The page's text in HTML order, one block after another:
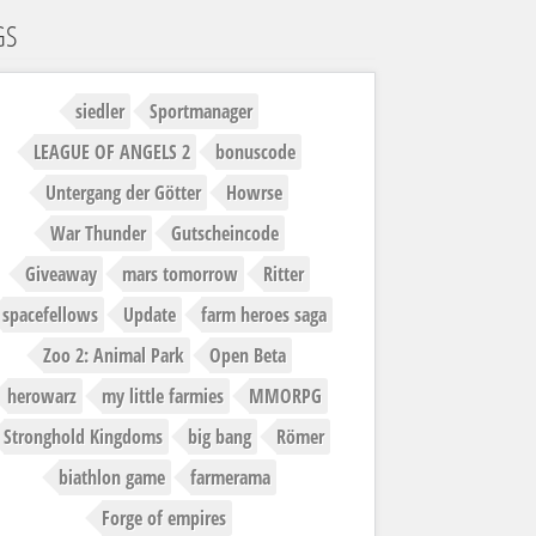
siedler
Sportmanager
LEAGUE OF ANGELS 2
bonuscode
Untergang der Götter
Howrse
War Thunder
Gutscheincode
Giveaway
mars tomorrow
Ritter
spacefellows
Update
farm heroes saga
Zoo 2: Animal Park
Open Beta
herowarz
my little farmies
MMORPG
Stronghold Kingdoms
big bang
Römer
biathlon game
farmerama
Forge of empires